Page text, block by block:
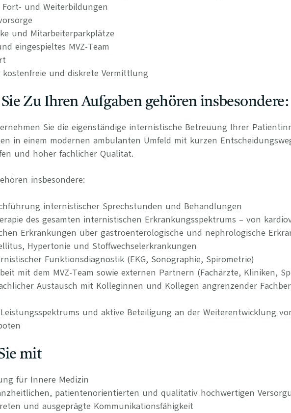
und Weiterbildungen
und Mitarbeiterparkplätze
eingespieltes MVZ-Team
und diskrete Vermittlung
Zu Ihren Aufgaben gehören insbesondere:
Sie die eigenständige internistische Betreuung Ihrer
in einem modernen ambulanten Umfeld mit kurzen
und hoher fachlicher Qualität.
insbesondere:
internistischer Sprechstunden und Behandlungen
des gesamten internistischen Erkrankungsspektrums – von
Erkrankungen über gastroenterologische und nephrologische
Hypertonie und Stoffwechselerkrankungen
Funktionsdiagnostik (EKG, Sonographie, Spirometrie)
mit dem MVZ-Team sowie externen Partnern (Fachärzte, Kliniken,
Austausch mit Kolleginnen und Kollegen angrenzender
und aktive Beteiligung an der Weiterentwicklung
mit
für Innere Medizin
patientenorientierten und qualitativ hochwertigen
und ausgeprägte Kommunikationsfähigkeit